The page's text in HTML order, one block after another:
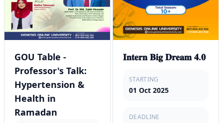
GOU Table -
Professor's Talk:
Hypertension &
Health in
Ramadan
𝐈𝐧𝐭𝐞𝐫𝐧 𝐁𝐢𝐠 𝐃𝐫𝐞𝐚𝐦 𝟒.𝟎
STARTING
01 Oct 2025
DEADLINE